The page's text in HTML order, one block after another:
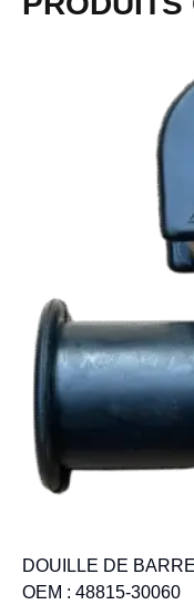
DOUILLE DE
OEM : 48815-30060